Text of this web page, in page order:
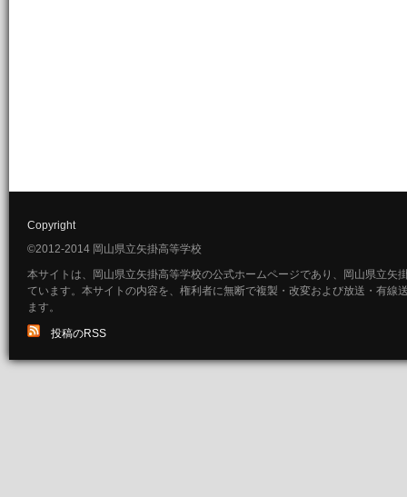
Copyright
©2012-2014 岡山県立矢掛高等学校
本サイトは、岡山県立矢掛高等学校の公式ホームページであり、岡山県立矢
ています。本サイトの内容を、権利者に無断で複製・改変および放送・有線
ます。
投稿のRSS